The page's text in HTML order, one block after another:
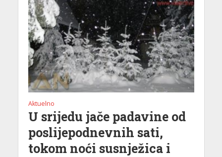
Aktuelno
U srijedu jače padavine od
poslijepodnevnih sati,
tokom noći susnježica i